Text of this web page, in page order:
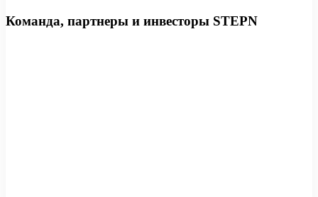
Команда, партнеры и инвесторы STEPN